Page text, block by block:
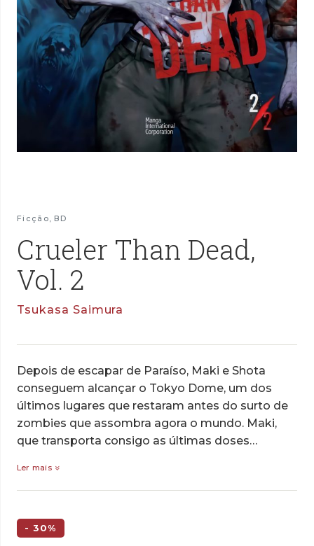
Ficção, BD
Crueler Than Dead,
Vol. 2
Tsukasa Saimura
Depois de escapar de Paraíso, Maki e Shota
conseguem alcançar o Tokyo Dome, um dos
últimos lugares que restaram antes do surto de
zombies que assombra agora o mundo. Maki,
que transporta consigo as últimas doses…
Ler mais
- 30%